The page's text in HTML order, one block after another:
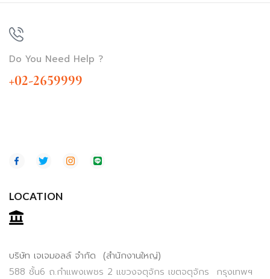
Do You Need Help ?
+02-2659999
LOCATION
บริษัท เจเจมอลล์ จำกัด (สำนักงานใหญ่)
588 ชั้น6 ถ.กำแพงเพชร 2 แขวงจตุจักร เขตจตุจักร กรุงเทพฯ